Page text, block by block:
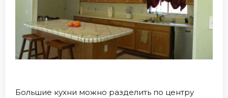
Большие кухни можно разделить по центру